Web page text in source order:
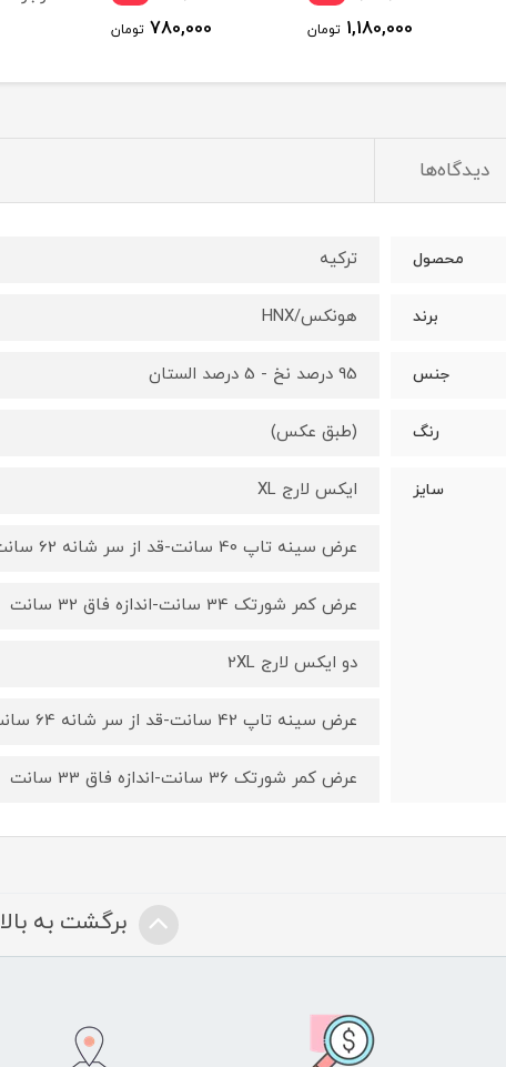
1,180,000 تومان 780,000 تومان
دیدگاه‌ها
محصول ترکیه
برند هونکس/HNX
جنس 95 درصد نخ - 5 درصد الستان
رنگ (طبق عکس)
سایز ایکس لارج XL
عرض سینه تاپ 40 سانت-قد از سر شانه 62 سانت
عرض کمر شورتک 34 سانت-اندازه فاق 32 سانت
دو ایکس لارج 2XL
عرض سینه تاپ 42 سانت-قد از سر شانه 64 سانت
عرض کمر شورتک 36 سانت-اندازه فاق 33 سانت
برگشت به بالا